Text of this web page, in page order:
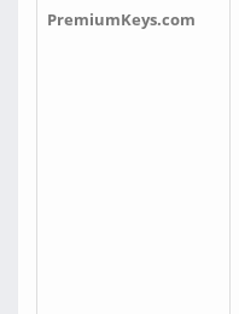
PremiumKeys.com